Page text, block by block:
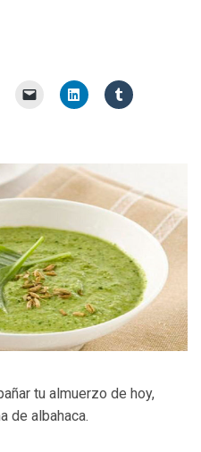
tu almuerzo de hoy,
de albahaca.